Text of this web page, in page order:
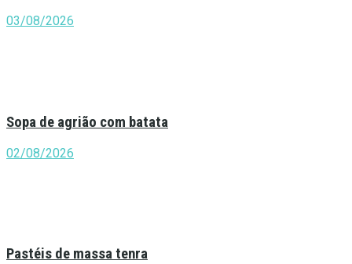
03/08/2026
Sopa de agrião com batata
02/08/2026
Pastéis de massa tenra